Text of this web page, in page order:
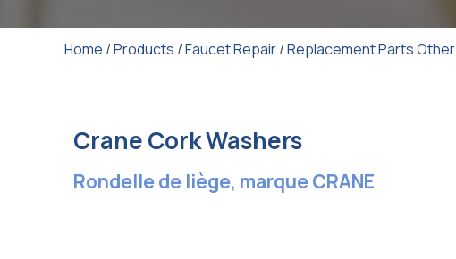
Home /Products /Faucet Repair/Replacement Parts Other
Crane Cork Washers
Rondelle de liège, marque CRANE